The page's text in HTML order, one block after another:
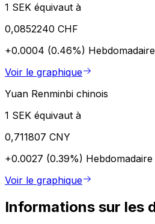
1 SEK équivaut à
0,0852240 CHF
+0.0004 (0.46%) Hebdomadaire
Voir le graphique
Yuan Renminbi chinois
1 SEK équivaut à
0,711807 CNY
+0.0027 (0.39%) Hebdomadaire
Voir le graphique
Informations sur les